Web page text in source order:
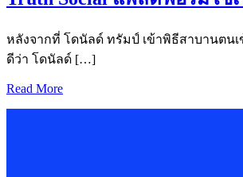
หลังจากที่ โดนัลด์ ทรัมป์ เข้าพิธีสาบานตน
ดีว่า โดนัลด์ […]
Read More